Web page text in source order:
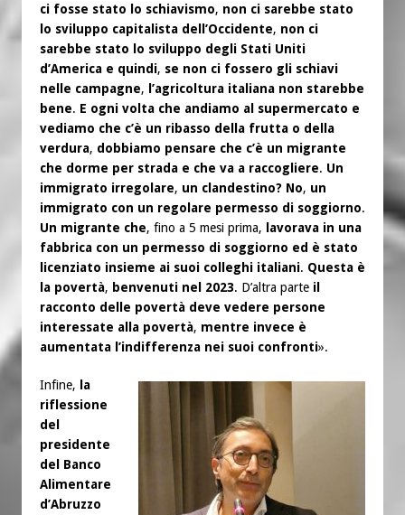
ci fosse stato lo schiavismo, non ci sarebbe stato
lo sviluppo capitalista dell’Occidente, non ci
sarebbe stato lo sviluppo degli Stati Uniti
d’America e quindi, se non ci fossero gli schiavi
nelle campagne, l’agricoltura italiana non starebbe
bene. E ogni volta che andiamo al supermercato e
vediamo che c’è un ribasso della frutta o della
verdura, dobbiamo pensare che c’è un migrante
che dorme per strada e che va a raccogliere. Un
immigrato irregolare, un clandestino? No, un
immigrato con un regolare permesso di soggiorno.
Un migrante che, fino a 5 mesi prima, lavorava in una
fabbrica con un permesso di soggiorno ed è stato
licenziato insieme ai suoi colleghi italiani. Questa è
la povertà, benvenuti nel 2023. D’altra parte il
racconto delle povertà deve vedere persone
interessate alla povertà, mentre invece è
aumentata l’indifferenza nei suoi confronti».
Infine,
la
riflessione
del
presidente
del Banco
Alimentare
d’Abruzzo